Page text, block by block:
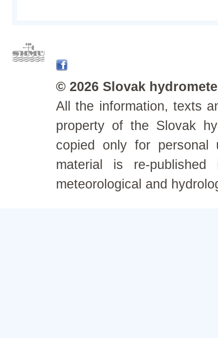
© 2026 Slovak
All the information, texts
property of the Slovak
copied only for personal
material is re-
meteorological and